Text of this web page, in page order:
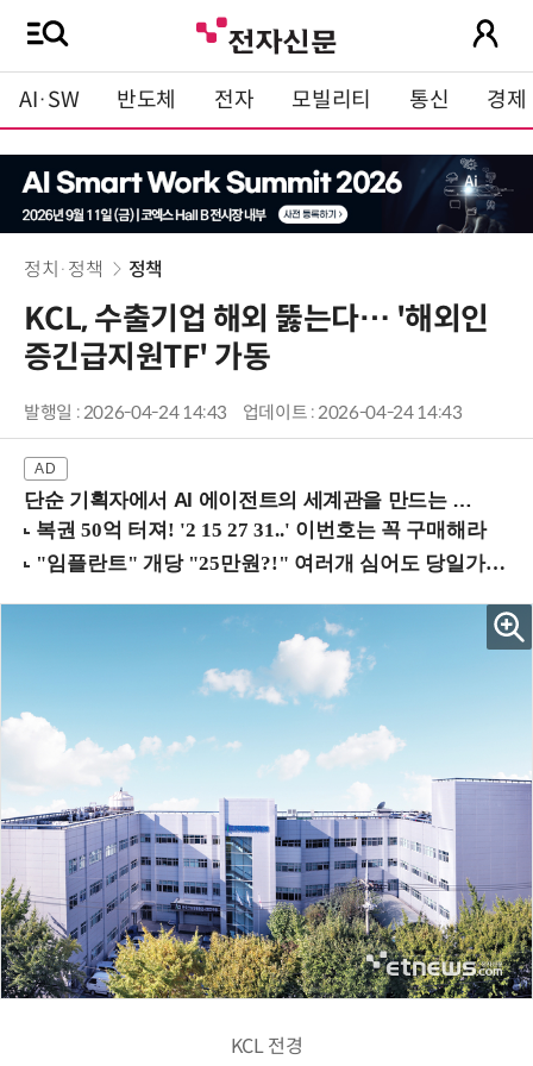
AI·SW 반도체 전자 모빌리티 통신 경제
정치·정책 정책
KCL, 수출기업 해외 뚫는다… '해외인
증긴급지원TF' 가동
발행일 : 2026-04-24 14:43 업데이트 : 2026-04-24 14:43
단순 기획자에서 AI 에이전트의 세계관을 만드는 지식 설계자로.. (8/20 강남역)
KCL 전경